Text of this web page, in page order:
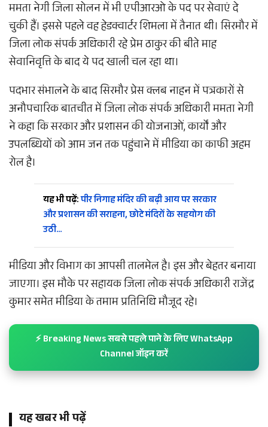
ममता नेगी जिला सोलन में भी एपीआरओ के पद पर सेवाएं दे
चुकी हैं। इससे पहले वह हेडक्वार्टर शिमला में तैनात थी। सिरमौर में
जिला लोक संपर्क अधिकारी रहे प्रेम ठाकुर की बीते माह
सेवानिवृत्ति के बाद ये पद खाली चल रहा था।
पदभार संभालने के बाद सिरमौर प्रेस क्लब नाहन में पत्रकारों से
अनौपचारिक बातचीत में जिला लोक संपर्क अधिकारी ममता नेगी
ने कहा कि सरकार और प्रशासन की योजनाओं, कार्यों और
उपलब्धियों को आम जन तक पहुंचाने में मीडिया का काफी अहम
रोल है।
यह भी पढ़ें:पीर निगाह मंदिर की बढ़ी आय पर सरकार
और प्रशासन की सराहना, छोटे मंदिरों के सहयोग की
उठी…
मीडिया और विभाग का आपसी तालमेल है। इस और बेहतर बनाया
जाएगा। इस मौके पर सहायक जिला लोक संपर्क अधिकारी राजेंद्र
कुमार समेत मीडिया के तमाम प्रतिनिधि मौजूद रहे।
⚡ Breaking News सबसे पहले पाने के लिए WhatsApp
Channel जॉइन करें
यह खबर भी पढ़ें